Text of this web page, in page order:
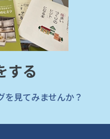
する
を見てみませんか？